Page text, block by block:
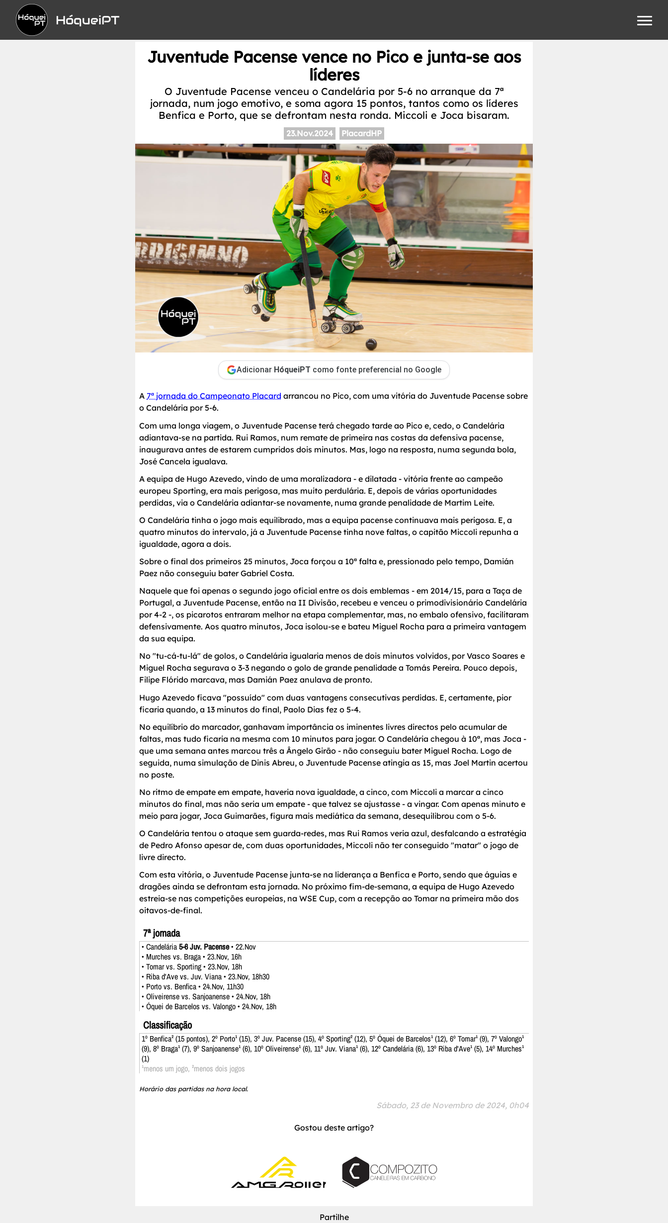
HóqueiPT
Juventude Pacense vence no Pico e junta-se aos
líderes
O Juventude Pacense venceu o Candelária por 5-6 no arranque da 7ª
jornada, num jogo emotivo, e soma agora 15 pontos, tantos como os líderes
Benfica e Porto, que se defrontam nesta ronda. Miccoli e Joca bisaram.
23.Nov.2024 PlacardHP
Adicionar HóqueiPT como fonte preferencial no Google
A 7ª jornada do Campeonato Placard arrancou no Pico, com uma vitória do Juventude Pacense sobre
o Candelária por 5-6.
Com uma longa viagem, o Juventude Pacense terá chegado tarde ao Pico e, cedo, o Candelária
adiantava-se na partida. Rui Ramos, num remate de primeira nas costas da defensiva pacense,
inaugurava antes de estarem cumpridos dois minutos. Mas, logo na resposta, numa segunda bola,
José Cancela igualava.
A equipa de Hugo Azevedo, vindo de uma moralizadora - e dilatada - vitória frente ao campeão
europeu Sporting, era mais perigosa, mas muito perdulária. E, depois de várias oportunidades
perdidas, via o Candelária adiantar-se novamente, numa grande penalidade de Martim Leite.
O Candelária tinha o jogo mais equilibrado, mas a equipa pacense continuava mais perigosa. E, a
quatro minutos do intervalo, já a Juventude Pacense tinha nove faltas, o capitão Miccoli repunha a
igualdade, agora a dois.
Sobre o final dos primeiros 25 minutos, Joca forçou a 10ª falta e, pressionado pelo tempo, Damián
Paez não conseguiu bater Gabriel Costa.
Naquele que foi apenas o segundo jogo oficial entre os dois emblemas - em 2014/15, para a Taça de
Portugal, a Juventude Pacense, então na II Divisão, recebeu e venceu o primodivisionário Candelária
por 4-2 -, os picarotos entraram melhor na etapa complementar, mas, no embalo ofensivo, facilitaram
defensivamente. Aos quatro minutos, Joca isolou-se e bateu Miguel Rocha para a primeira vantagem
da sua equipa.
No "tu-cá-tu-lá" de golos, o Candelária igualaria menos de dois minutos volvidos, por Vasco Soares e
Miguel Rocha segurava o 3-3 negando o golo de grande penalidade a Tomás Pereira. Pouco depois,
Filipe Flórido marcava, mas Damián Paez anulava de pronto.
Hugo Azevedo ficava "possuído" com duas vantagens consecutivas perdidas. E, certamente, pior
ficaria quando, a 13 minutos do final, Paolo Dias fez o 5-4.
No equilíbrio do marcador, ganhavam importância os iminentes livres directos pelo acumular de
faltas, mas tudo ficaria na mesma com 10 minutos para jogar. O Candelária chegou à 10ª, mas Joca -
que uma semana antes marcou três a Ângelo Girão - não conseguiu bater Miguel Rocha. Logo de
seguida, numa simulação de Dinis Abreu, o Juventude Pacense atingia as 15, mas Joel Martin acertou
no poste.
No ritmo de empate em empate, haveria nova igualdade, a cinco, com Miccoli a marcar a cinco
minutos do final, mas não seria um empate - que talvez se ajustasse - a vingar. Com apenas minuto e
meio para jogar, Joca Guimarães, figura mais mediática da semana, desequilibrou com o 5-6.
O Candelária tentou o ataque sem guarda-redes, mas Rui Ramos veria azul, desfalcando a estratégia
de Pedro Afonso apesar de, com duas oportunidades, Miccoli não ter conseguido "matar" o jogo de
livre directo.
Com esta vitória, o Juventude Pacense junta-se na liderança a Benfica e Porto, sendo que águias e
dragões ainda se defrontam esta jornada. No próximo fim-de-semana, a equipa de Hugo Azevedo
estreia-se nas competições europeias, na WSE Cup, com a recepção ao Tomar na primeira mão dos
oitavos-de-final.
7ª jornada
• Candelária5-6 Juv. Pacense• 22.Nov
• Murches vs. Braga • 23.Nov, 16h
• Tomar vs. Sporting • 23.Nov, 18h
• Riba d'Ave vs. Juv. Viana • 23.Nov, 18h30
• Porto vs. Benfica • 24.Nov, 11h30
• Oliveirense vs. Sanjoanense • 24.Nov, 18h
• Óquei de Barcelos vs. Valongo • 24.Nov, 18h
Classificação
1º Benfica² (15 pontos), 2º Porto¹ (15), 3º Juv. Pacense (15), 4º Sporting² (12), 5º Óquei de Barcelos¹ (12), 6º Tomar¹ (9), 7º Valongo¹
(9), 8º Braga¹ (7), 9º Sanjoanense¹ (6), 10º Oliveirense¹ (6), 11º Juv. Viana¹ (6), 12º Candelária (6), 13º Riba d'Ave¹ (5), 14º Murches¹
(1)
¹menos um jogo, ²menos dois jogos
Horário das partidas na hora local.
Sábado, 23 de Novembro de 2024, 0h04
Gostou deste artigo?
Partilhe